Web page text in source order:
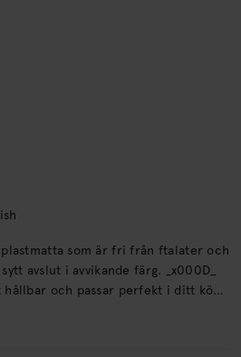
plastmatta som är fri från ftalater och
hållbar och passar perfekt i ditt kök,